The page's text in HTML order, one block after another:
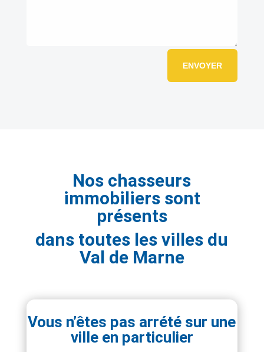
ENVOYER
Nos chasseurs
immobiliers sont
présents
dans toutes les villes du
Val de Marne
Vous n’êtes pas arrété sur une
ville en particulier